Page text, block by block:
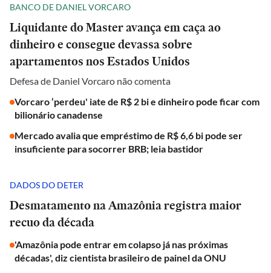
BANCO DE DANIEL VORCARO
Liquidante do Master avança em caça ao
dinheiro e consegue devassa sobre
apartamentos nos Estados Unidos
Defesa de Daniel Vorcaro não comenta
Vorcaro ‘perdeu' iate de R$ 2 bi e dinheiro pode ficar com
bilionário canadense
Mercado avalia que empréstimo de R$ 6,6 bi pode ser
insuficiente para socorrer BRB; leia bastidor
DADOS DO DETER
Desmatamento na Amazônia registra maior
recuo da década
'Amazônia pode entrar em colapso já nas próximas
décadas', diz cientista brasileiro de painel da ONU